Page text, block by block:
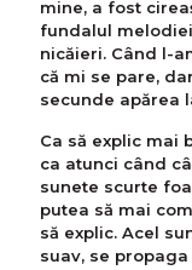
mine, a fost
fundalul
nicăieri. Când l-
că mi se pare,
secunde apărea
Ca să explic mai
ca atunci când
sunete scurte
putea să mai
să explic. Acel
suav, se